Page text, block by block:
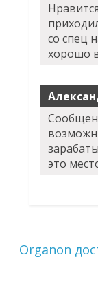
со спец
хорошо
это
Organon